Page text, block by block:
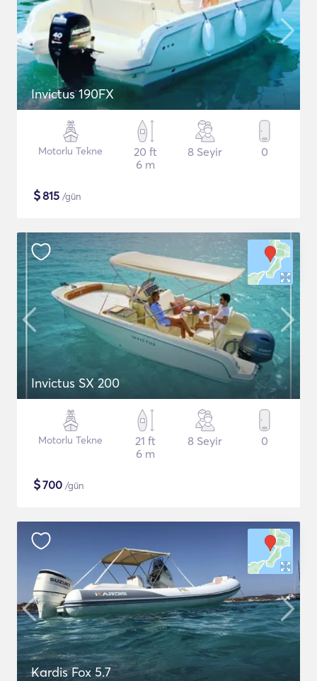
Invictus 190FX
Motorlu Tekne
20 ft
6 m
8 Seyir 0
$815 /gün
Invictus SX 200
Motorlu Tekne
21 ft
6 m
8 Seyir 0
$700 /gün
Kardis Fox 5.7